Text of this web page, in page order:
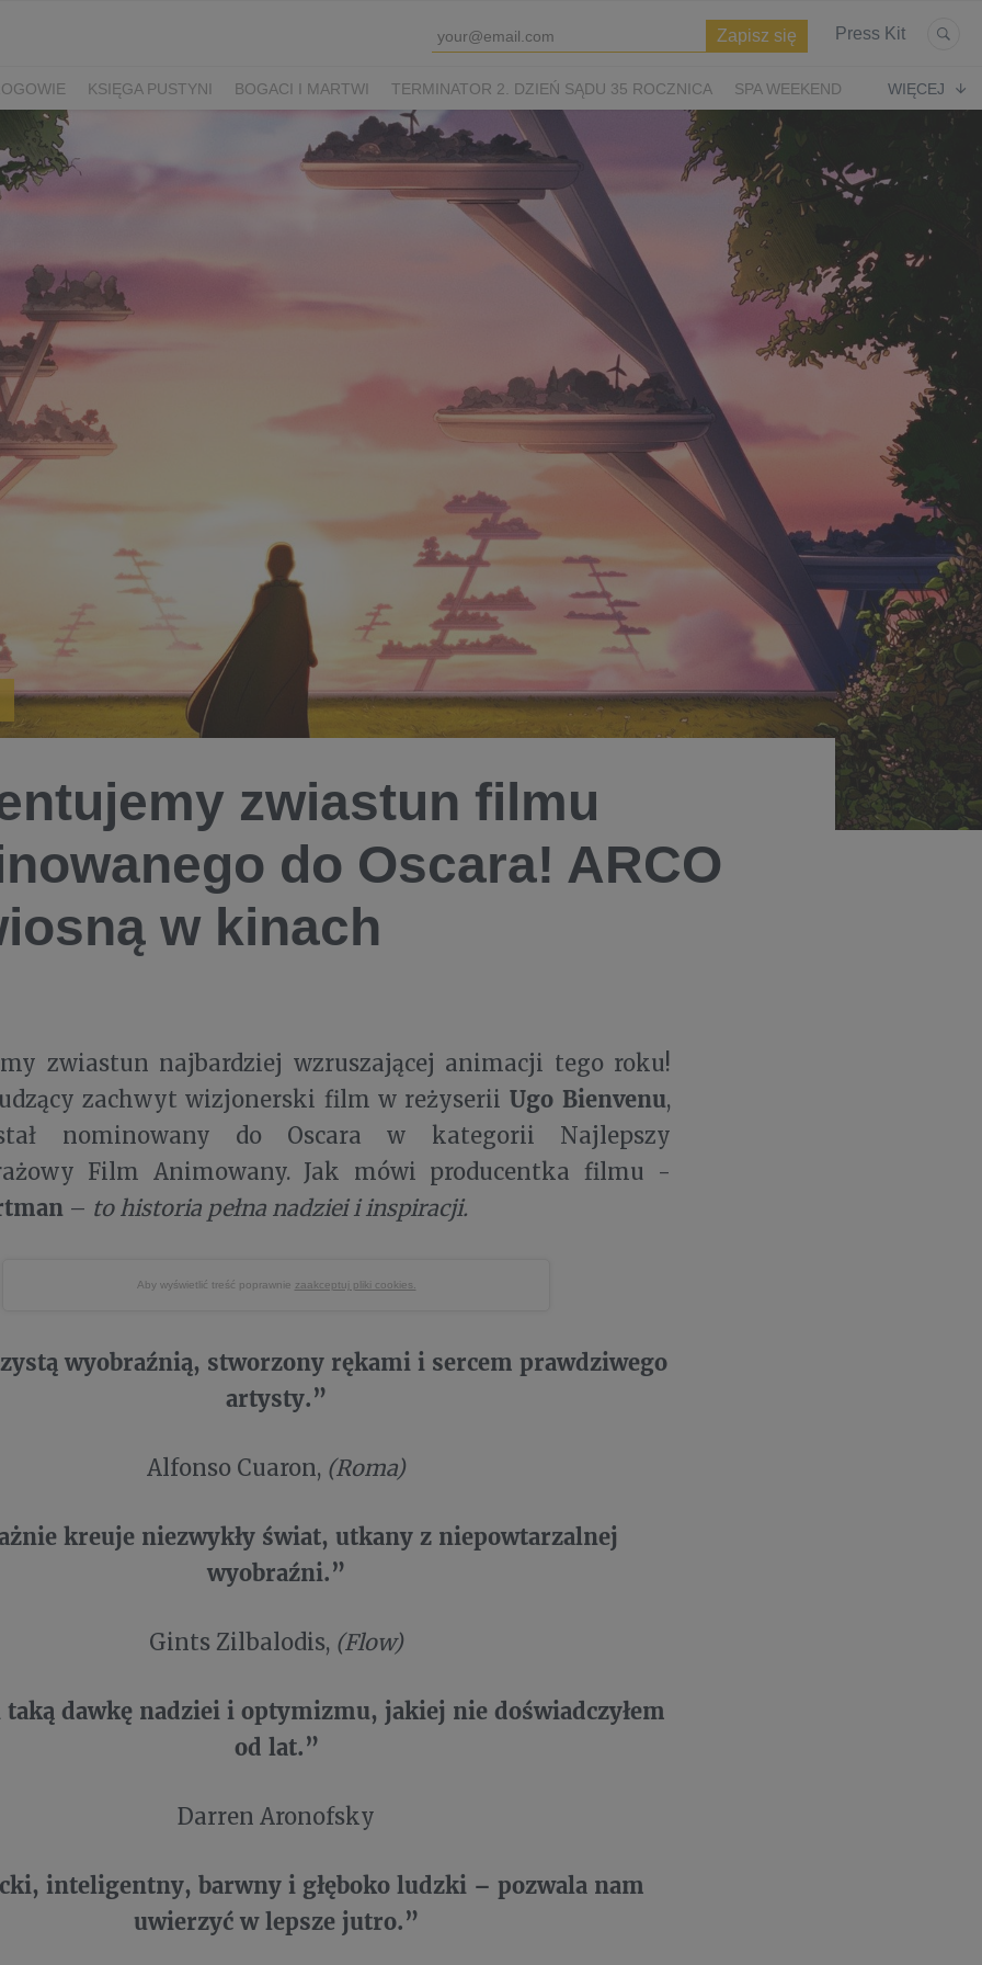
Press Kit
KSIĘGA PUSTYNI BOGACI I MARTWI TERMINATOR 2. DZIEŃ SĄDU 35 ROCZNICA
SPA WEEKEND
SHAUN I KUDŁATA BESTIA
VIOLETTA VILLAS PRZEPIS NA ŚWIĘTA
ASTERIKS I OBELIKS: KRÓLESTWO NUBII
WIĘCEJ
zwiastun filmu
do Oscara! ARCO
w kinach
zwiastun najbardziej wzruszającej animacji tego roku!
zachwyt wizjonerski film w reżyserii Ugo Bienvenu,
nominowany do Oscara w kategorii Najlepszy
Film Animowany. Jak mówi producentka filmu -
– to historia pełna nadziei i inspiracji.
Aby wyświetlić treść poprawnie zaakceptuj pliki cookies.
wyobraźnią, stworzony rękami i sercem prawdziwego
artysty.”
Alfonso Cuaron, (Roma)
kreuje niezwykły świat, utkany z niepowtarzalnej
wyobraźni.”
Gints Zilbalodis, (Flow)
dawkę nadziei i optymizmu, jakiej nie doświadczyłem
od lat.”
Darren Aronofsky
inteligentny, barwny i głęboko ludzki – pozwala nam
uwierzyć w lepsze jutro.”